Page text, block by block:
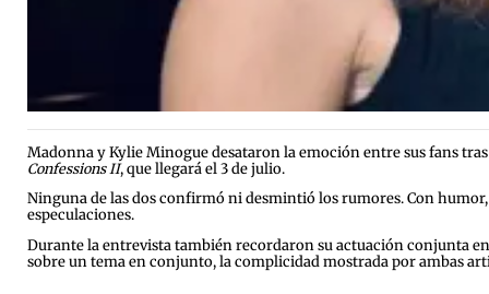
Madonna y Kylie Minogue desataron la emoción entre sus fans
Confessions II, que llegará el 3 de julio.
Ninguna de las dos confirmó ni desmintió los rumores. Con
especulaciones.
Durante la entrevista también recordaron su actuación conjunta
sobre un tema en conjunto, la complicidad mostrada por ambas